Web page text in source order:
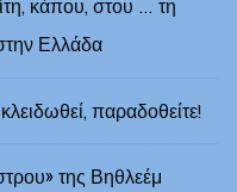
κάπου, στου … τη
Ελλάδα
παραδοθείτε!
της Βηθλεέμ